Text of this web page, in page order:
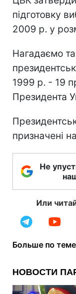
підготовку
2009 р. у
Нагадаємо
1999 р. - 19
Президента
призначені
Не
Или
Больше по